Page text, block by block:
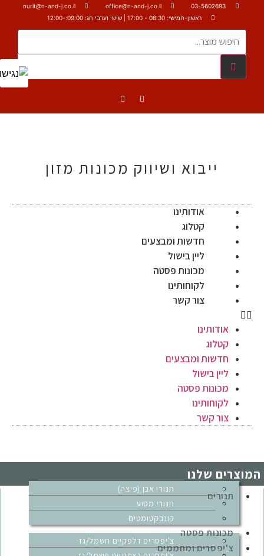
03-5602693
office@n-and-j.co.il
nurit@n-and-j.co.il
ראשון-חמישי: 08:30 - 17:00 | שישי וערבי חג: 09:00:-12:00
ייבוא ושיווק מכונות מזון
אודותינו
קטלוג
חדשות ומבצעים
ליין בישול
מכונות פסטה
לקוחותינו
צור קשר
אודותינו
קטלוג
חדשות ומבצעים
ליין בישול
מכונות פסטה
לקוחותינו
צור קשר
המוצרים שלנו
תנורים
תנורי אבן (פיצה)
תנורי מסוע
קונבקטומטים
מכונות פסטה
צ'יפסרים ומחממים
צ'יפסרים דלפקיים חשמל/גז